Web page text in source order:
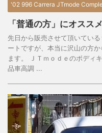
'02 996 Carrera JTmode
「普通の方」にオスス
先日から販売させて頂いてい
ートですが、本当に沢山の方
ます。 ＪＴｍｏｄｅのボディ
品車高調 ...